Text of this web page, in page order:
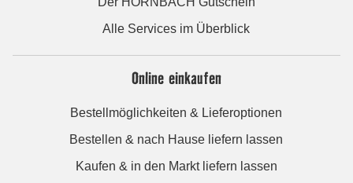
Alle Services im Überblick
Online einkaufen
Bestellmöglichkeiten & Lieferoptionen
Bestellen & nach Hause liefern lassen
Kaufen & in den Markt liefern lassen